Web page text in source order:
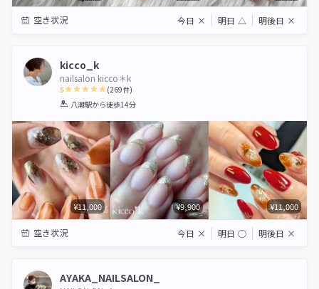
空き状況 今日 × 明日 △ 明後日 ×
kicco_k
nailsalon kicco＊k
5
1 2 3 4 5
(269件)
八潮駅から徒歩14分
¥11,000 ¥9,900 ¥11,000
空き状況 今日 × 明日 ◯ 明後日 ×
AYAKA_NAILSALON_